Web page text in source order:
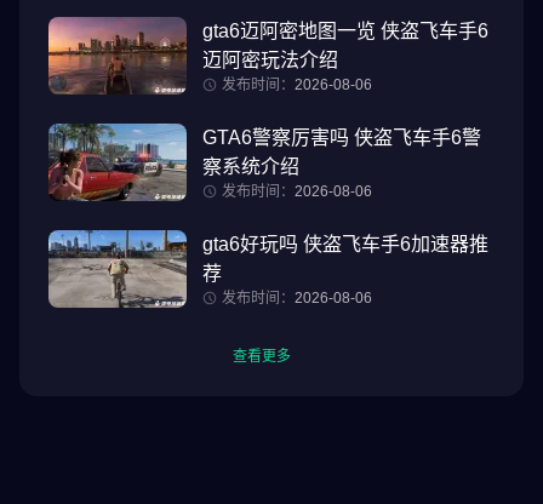
gta6迈阿密地图一览 侠盗飞车手6
迈阿密玩法介绍
发布时间： 2026-08-06
GTA6警察厉害吗 侠盗飞车手6警
察系统介绍
发布时间： 2026-08-06
gta6好玩吗 侠盗飞车手6加速器推
荐
发布时间： 2026-08-06
查看更多